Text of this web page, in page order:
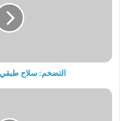
التضخم: سلاح طبقي
لا